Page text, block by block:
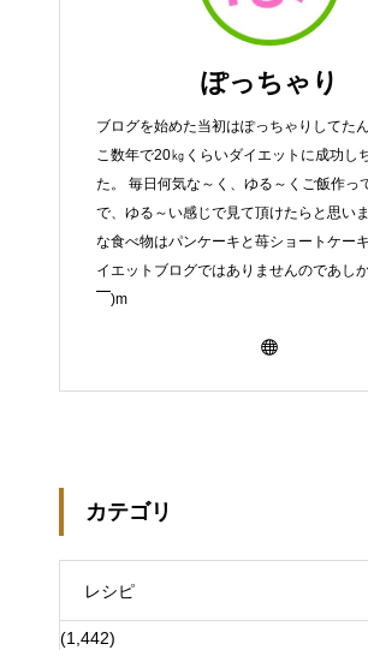
ぽっちゃり
ブログを始めた当初はぽっちゃりしてた
こ数年で20㎏くらいダイエットに成功し
た。 毎日何気な～く、ゆる～くご飯作っ
で、ゆる～い感じで見て頂けたらと思い
な食べ物はパンケーキと苺ショートケ
イエットブログではありませんのであし
￣)m
カテゴリ
レシピ
(1,442)